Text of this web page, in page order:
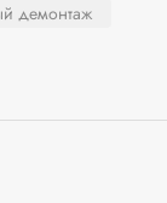
демонтаж